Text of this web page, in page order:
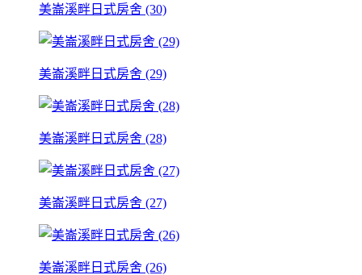
美崙溪畔日式房舍 (30)
美崙溪畔日式房舍 (29)
美崙溪畔日式房舍 (28)
美崙溪畔日式房舍 (27)
美崙溪畔日式房舍 (26)